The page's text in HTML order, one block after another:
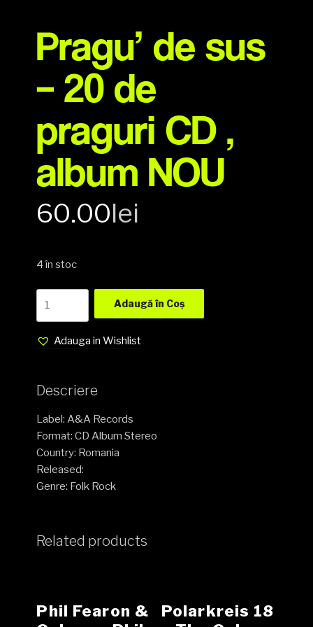
Pragu’ de sus
– 20 de
praguri CD ,
album NOU
60.00lei
4 în stoc
-
praguri
CD
,
album
NOU
quantity
Adaugă în Coș
Adauga in Wishlist
Descriere
Label: A&A Records
Format: CD Album Stereo
Country: Romania
Released:
Genre: Folk Rock
Related products
Phil Fearon &
Polarkreis 18